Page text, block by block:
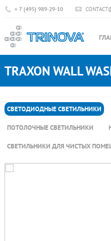
+ 7 (495) 989-29-10
TRAXON WALL
СВЕТОДИОДНЫЕ СВЕТИЛЬНИКИ
ПОТОЛОЧНЫЕ СВЕТИЛЬНИКИ
СВЕТИЛЬНИКИ ДЛЯ ЧИСТЫХ